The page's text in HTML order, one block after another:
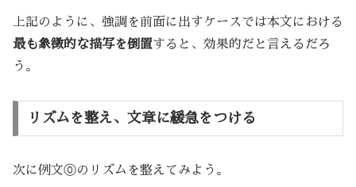
上記のように、強調を前面に出すケースでは本文における
最も象徴的な描写を倒置すると、効果的だと言えるだろ
う。
リズムを整え、文章に緩急をつける
次に例文⓪のリズムを整えてみよう。